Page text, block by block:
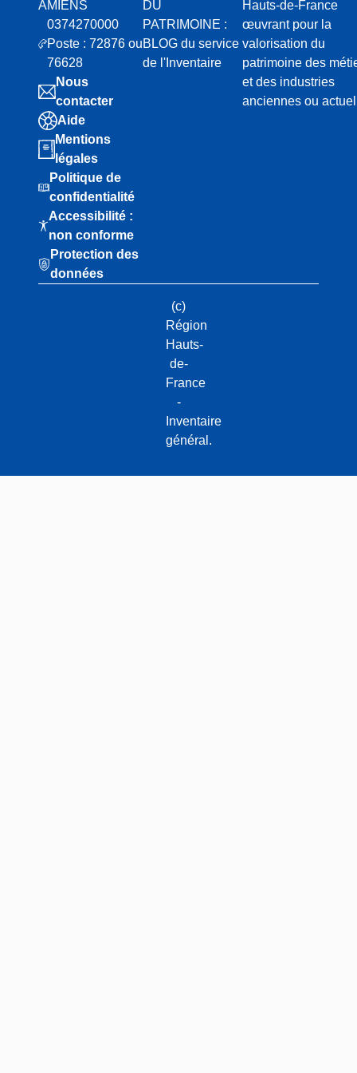
AMIENS
0374270000
Poste : 72876 ou
76628
Nous
contacter
Aide
Mentions
légales
Politique de
confidentialité
Accessibilité :
non conforme
Protection des
données
DU
PATRIMOINE :
BLOG du service
de l'Inventaire
Hauts-de-France
œuvrant pour la
valorisation du
patrimoine des
et des industries
anciennes ou
(c)
Région
Hauts-
de-
France
-
Inventaire
général.